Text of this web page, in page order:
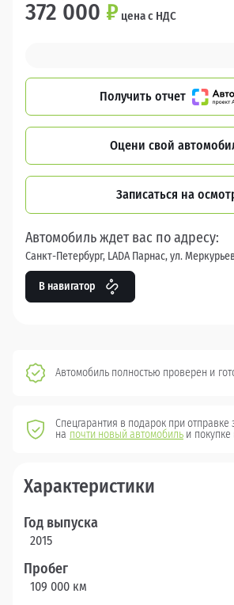
372 000 ₽ цена с НДС
Получить отчет
Оцени свой
Записаться на
Автомобиль ждет вас по адресу:
Санкт-Петербург, LADA Парнас, ул.
В навигатор
Автомобиль полностью проверен и
Спецгарантия в подарок при отправке
на почти новый автомобиль и
Характеристики
Год выпуска
2015
Пробег
109 000 км